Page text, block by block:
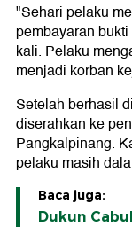
"Sehari pelaku
pembayaran
kali. Pelaku
menjadi korban
Setelah berhasil
diserahkan ke
Pangkalpinang.
pelaku masih
Baca juga:
Dukun